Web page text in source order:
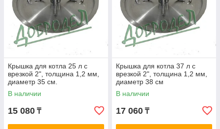
Крышка для котла 25 л с
врезкой 2", толщина 1,2 мм,
диаметр 35 см.
В наличии
15 080 ₸
Крышка для котла 37 л с
врезкой 2", толщина 1,2 мм,
диаметр 38 см
В наличии
17 060 ₸